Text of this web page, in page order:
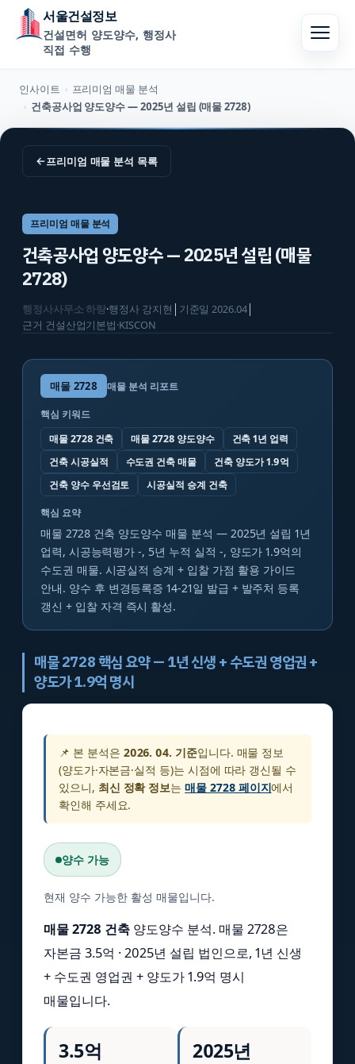
서울건설정보
건설면허 양도양수, 행정사
직접 수행
인사이트 › 프리미엄 매물 분석
› 건축공사업 양도양수 — 2025년 설립 (매물 2728)
←프리미엄 매물 분석 목록
프리미엄 매물 분석
건축공사업 양도양수 — 2025년 설립 (매물
2728)
행정사사무소 하랑·행정사 강지현 기준일2026.04│
근거 건설산업기본법·KISCON
매물 2728 매물 분석 리포트
핵심 키워드
매물 2728 건축
매물 2728 양도양수
건축 1년 업력
건축 시공실적
수도권 건축 매물
건축 양도가 1.9억
건축 양수 우선검토
시공실적 승계 건축
핵심 요약
매물 2728 건축 양도양수 매물 분석 — 2025년 설립 1년
업력, 시공능력평가 -, 5년 누적 실적 -, 양도가 1.9억의
수도권 매물. 시공실적 승계 + 입찰 가점 활용 가이드
안내. 양수 후 변경등록증 14-21일 발급 + 발주처 등록
갱신 + 입찰 자격 즉시 활성.
매물 2728 핵심 요약 — 1년 신생 + 수도권 영업권 +
양도가 1.9억 명시
📌 본 분석은 2026. 04. 기준입니다. 매물 정보
(양도가·자본금·실적 등)는 시점에 따라 갱신될 수
있으니, 최신 정확 정보는매물 2728 페이지에서
확인해 주세요.
양수 가능
현재 양수 가능한 활성 매물입니다.
매물 2728 건축양도양수 분석. 매물 2728은
자본금 3.5억 · 2025년 설립 법인으로, 1년 신생
+ 수도권 영업권 + 양도가 1.9억 명시
매물입니다.
3.5억 2025년